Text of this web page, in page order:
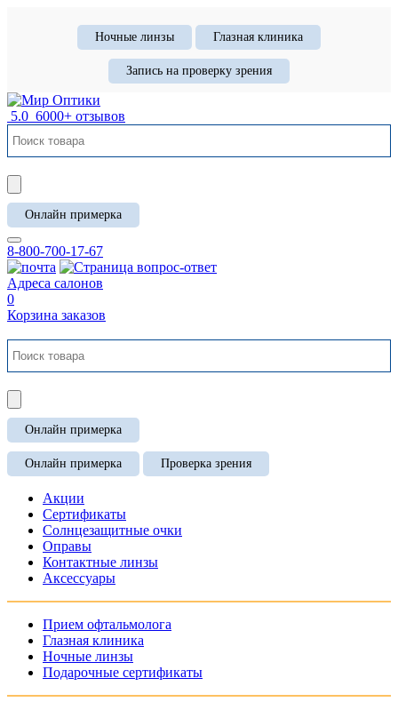
Ночные линзы Глазная клиника
Запись на проверку зрения
5.0 6000+ отзывов
Онлайн примерка
8-800-700-17-67
Адреса салонов
0
Корзина заказов
Онлайн примерка
Онлайн примерка Проверка зрения
Акции
Сертификаты
Солнцезащитные очки
Оправы
Контактные линзы
Аксессуары
Прием офтальмолога
Глазная клиника
Ночные линзы
Подарочные сертификаты